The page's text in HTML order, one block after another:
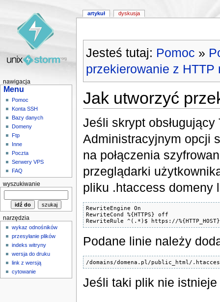
Jesteś tutaj: Pomoc »
przekierowanie z HTTP
Jak utworzyć
Jeśli skrypt
Administracyjnym opcji
na połączenia
przeglądarki
pliku .htaccess domeny
RewriteEngine On
RewriteCond %{HTTPS} off
RewriteRule ^(.*)$ https://
Podane linie należy
/domains/domena.pl/public_html/
Jeśli taki plik nie
artykuł dyskusja
nawigacja
Menu
Pomoc
Konta SSH
Bazy danych
Domeny
Ftp
Inne
Poczta
Serwery VPS
FAQ
wyszukiwanie
narzędzia
wykaz odnośników
przesyłanie plików
indeks witryny
wersja do druku
link z wersją
cytowanie